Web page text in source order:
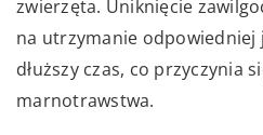
zwierzęta. Uniknięcie
na utrzymanie odpowiedniej
dłuższy czas, co przyczynia
marnotrawstwa.